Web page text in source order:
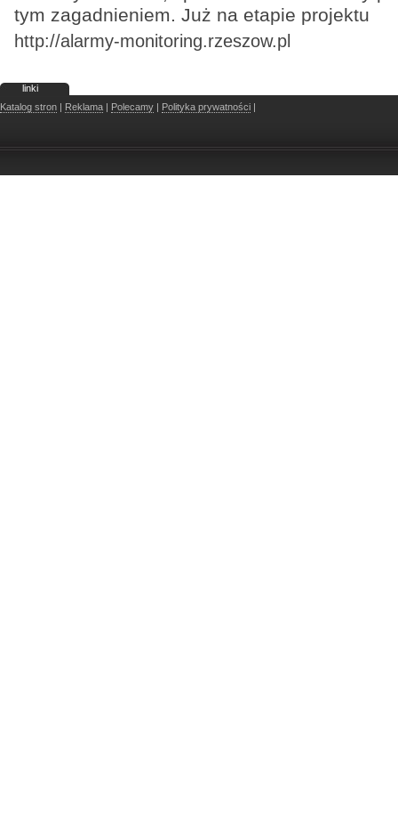
tym zagadnieniem. Już na etapie projektu
http://alarmy-monitoring.rzeszow.pl
linki
Katalog stron | Reklama | Polecamy | Polityka prywatności |